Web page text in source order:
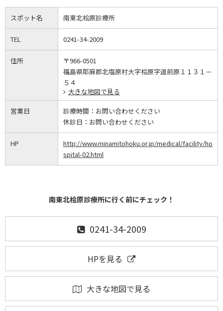
スポット名 南東北桧原診療所
TEL 0241-34-2009
住所
〒966-0501
福島県耶麻郡北塩原村大字桧原字道前原１１３１－
５４
大きな地図で見る
営業日 診療時間： お問い合わせください
休診日： お問い合わせください
HP
http://www.minamitohoku.or.jp/medical/facility/ho
spital-02.html
南東北桧原診療所に行く前にチェック！
0241-34-2009
HPを見る
大きな地図で見る